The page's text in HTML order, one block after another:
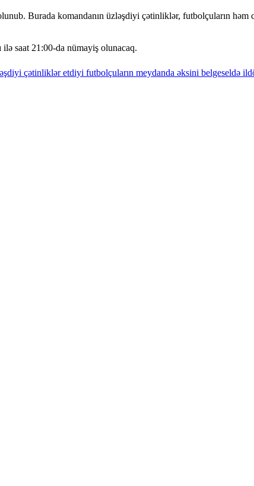
Burada komandanın üzləşdiyi çətinliklər, futbolçuların həm
saat 21:00-da nümayiş olunacaq.
çətinlikləretdiyi futbolçuların meydanda əksini belgeseldə